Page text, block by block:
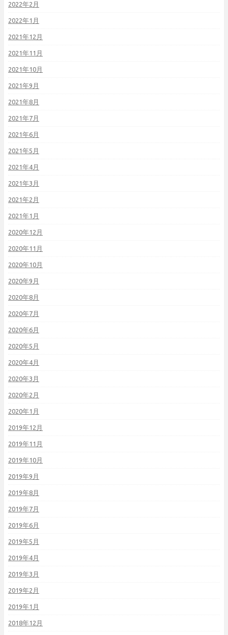
2022年2月
2022年1月
2021年12月
2021年11月
2021年10月
2021年9月
2021年8月
2021年7月
2021年6月
2021年5月
2021年4月
2021年3月
2021年2月
2021年1月
2020年12月
2020年11月
2020年10月
2020年9月
2020年8月
2020年7月
2020年6月
2020年5月
2020年4月
2020年3月
2020年2月
2020年1月
2019年12月
2019年11月
2019年10月
2019年9月
2019年8月
2019年7月
2019年6月
2019年5月
2019年4月
2019年3月
2019年2月
2019年1月
2018年12月